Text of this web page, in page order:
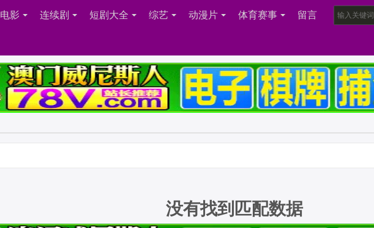
电影 连续剧 短剧大全 综艺 动漫片 体育赛事 留言
没有找到匹配数据